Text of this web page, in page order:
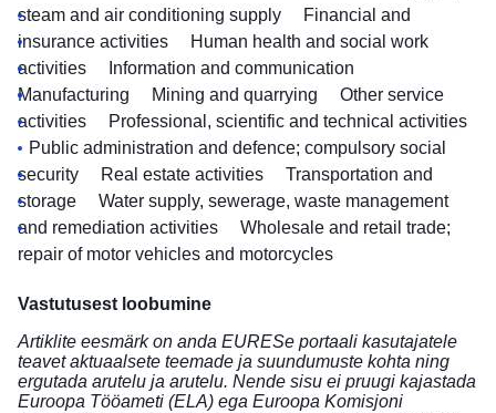
steam and air conditioning supply
Financial and
insurance activities
Human health and social work
activities
Information and communication
Manufacturing
Mining and quarrying
Other service
activities
Professional, scientific and technical activities
Public administration and defence; compulsory social
security
Real estate activities
Transportation and
storage
Water supply, sewerage, waste management
and remediation activities
Wholesale and retail trade;
repair of motor vehicles and motorcycles
Vastutusest loobumine
Artiklite eesmärk on anda EURESe portaali kasutajatele
teavet aktuaalsete teemade ja suundumuste kohta ning
ergutada arutelu ja arutelu. Nende sisu ei pruugi kajastada
Euroopa Tööameti (ELA) ega Euroopa Komisjoni